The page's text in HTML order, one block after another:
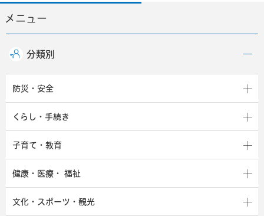
メニュー
分類別
防災・安全
くらし・手続き
子育て・教育
健康・医療・ 福祉
文化・スポーツ・観光